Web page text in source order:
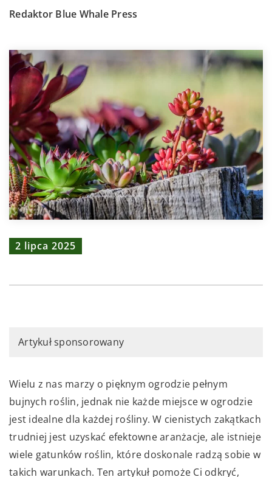
Redaktor Blue Whale Press
2 lipca 2025
Artykuł sponsorowany
Wielu z nas marzy o pięknym ogrodzie pełnym
bujnych roślin, jednak nie każde miejsce w ogrodzie
jest idealne dla każdej rośliny. W cienistych zakątkach
trudniej jest uzyskać efektowne aranżacje, ale istnieje
wiele gatunków roślin, które doskonale radzą sobie w
takich warunkach. Ten artykuł pomoże Ci odkryć,